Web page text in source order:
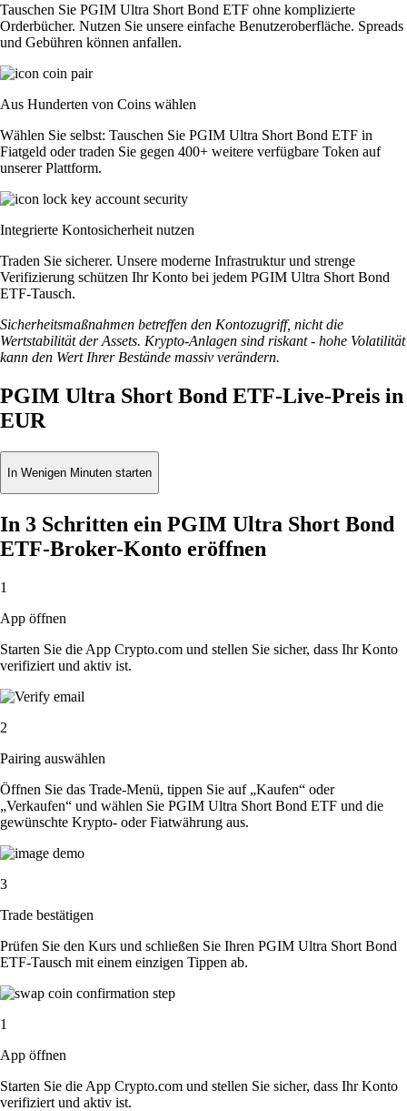
Tauschen Sie PGIM Ultra Short Bond ETF ohne komplizierte
Orderbücher. Nutzen Sie unsere einfache Benutzeroberfläche. Spreads
und Gebühren können anfallen.
Aus Hunderten von Coins wählen
Wählen Sie selbst: Tauschen Sie PGIM Ultra Short Bond ETF in
Fiatgeld oder traden Sie gegen 400+ weitere verfügbare Token auf
unserer Plattform.
Integrierte Kontosicherheit nutzen
Traden Sie sicherer. Unsere moderne Infrastruktur und strenge
Verifizierung schützen Ihr Konto bei jedem PGIM Ultra Short Bond
ETF-Tausch.
Sicherheitsmaßnahmen betreffen den Kontozugriff, nicht die
Wertstabilität der Assets. Krypto-Anlagen sind riskant - hohe Volatilität
kann den Wert Ihrer Bestände massiv verändern.
PGIM Ultra Short Bond ETF-Live-Preis in
EUR
In Wenigen Minuten starten
In 3 Schritten ein PGIM Ultra Short Bond
ETF-Broker-Konto eröffnen
1
App öffnen
Starten Sie die App Crypto.com und stellen Sie sicher, dass Ihr Konto
verifiziert und aktiv ist.
2
Pairing auswählen
Öffnen Sie das Trade-Menü, tippen Sie auf „Kaufen“ oder
„Verkaufen“ und wählen Sie PGIM Ultra Short Bond ETF und die
gewünschte Krypto- oder Fiatwährung aus.
3
Trade bestätigen
Prüfen Sie den Kurs und schließen Sie Ihren PGIM Ultra Short Bond
ETF-Tausch mit einem einzigen Tippen ab.
1
App öffnen
Starten Sie die App Crypto.com und stellen Sie sicher, dass Ihr Konto
verifiziert und aktiv ist.